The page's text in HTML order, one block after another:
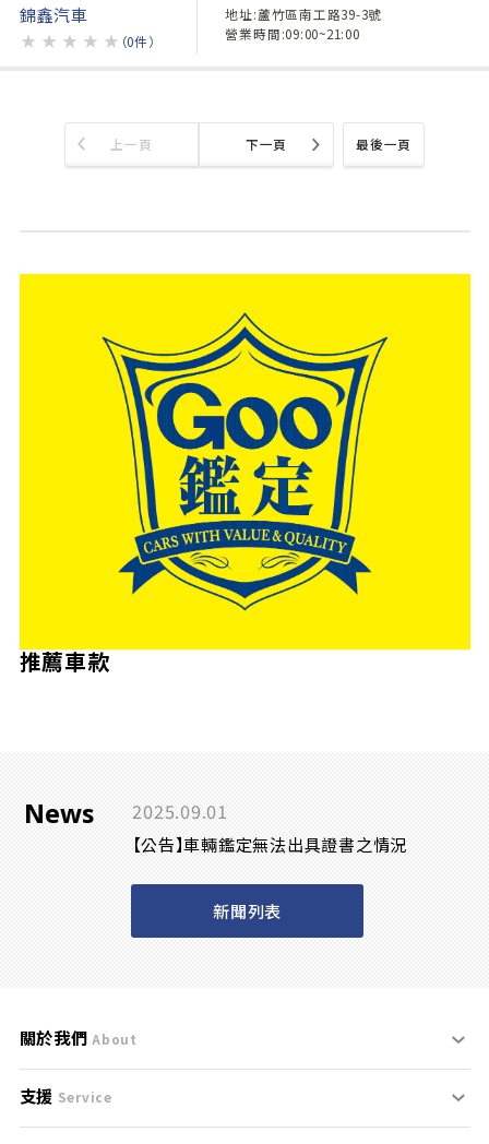
錦鑫汽車
★ ★ ★ ★ ★ （0件）
地址:蘆竹區南工路39-3號
營業時間:09:00~21:00
最後一頁
上一頁 下一頁
推薦車款
News 2025.09.01
【公告】車輛鑑定無法出具證書之情況
新聞列表
關於我們 About
刊登規範
支援 Service